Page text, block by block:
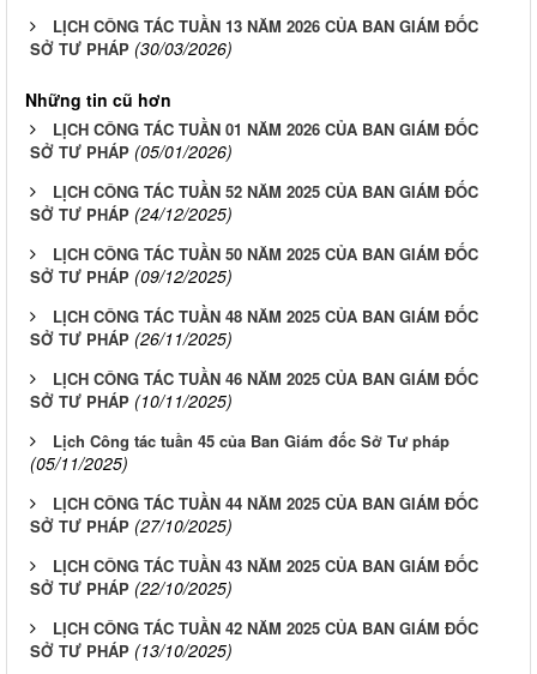
LỊCH CÔNG TÁC TUẦN 13 NĂM 2026 CỦA BAN GIÁM ĐỐC
SỞ TƯ PHÁP (30/03/2026)
Những tin cũ hơn
LỊCH CÔNG TÁC TUẦN 01 NĂM 2026 CỦA BAN GIÁM ĐỐC
SỞ TƯ PHÁP (05/01/2026)
LỊCH CÔNG TÁC TUẦN 52 NĂM 2025 CỦA BAN GIÁM ĐỐC
SỞ TƯ PHÁP (24/12/2025)
LỊCH CÔNG TÁC TUẦN 50 NĂM 2025 CỦA BAN GIÁM ĐỐC
SỞ TƯ PHÁP (09/12/2025)
LỊCH CÔNG TÁC TUẦN 48 NĂM 2025 CỦA BAN GIÁM ĐỐC
SỞ TƯ PHÁP (26/11/2025)
LỊCH CÔNG TÁC TUẦN 46 NĂM 2025 CỦA BAN GIÁM ĐỐC
SỞ TƯ PHÁP (10/11/2025)
Lịch Công tác tuần 45 của Ban Giám đốc Sở Tư pháp
(05/11/2025)
LỊCH CÔNG TÁC TUẦN 44 NĂM 2025 CỦA BAN GIÁM ĐỐC
SỞ TƯ PHÁP (27/10/2025)
LỊCH CÔNG TÁC TUẦN 43 NĂM 2025 CỦA BAN GIÁM ĐỐC
SỞ TƯ PHÁP (22/10/2025)
LỊCH CÔNG TÁC TUẦN 42 NĂM 2025 CỦA BAN GIÁM ĐỐC
SỞ TƯ PHÁP (13/10/2025)